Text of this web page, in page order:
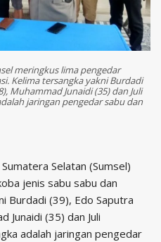
meringkus lima pengedar
Kelima tersangka yakni Burdadi
Muhammad Junaidi (35) dan Juli
jaringan pengedar sabu dan
Selatan (Sumsel)
jenis sabu sabu dan
Burdadi (39), Edo Saputra
Junaidi (35) dan Juli
adalah jaringan pengedar